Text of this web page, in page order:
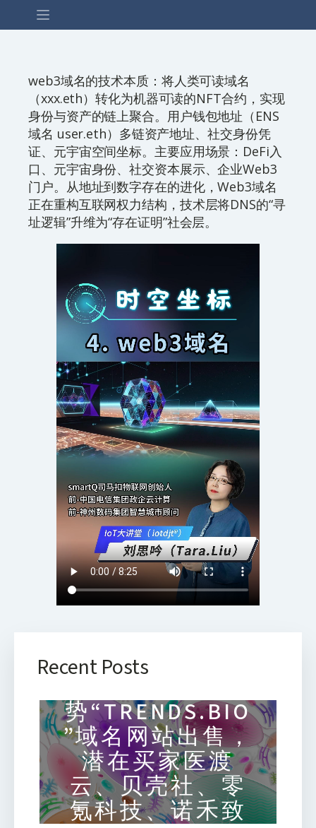
web3域名的技术本质：将人类可读域名
（xxx.eth）转化为机器可读的NFT合约，实现
身份与资产的链上聚合。用户钱包地址（ENS
域名 user.eth）多链资产地址、社交身份凭
证、元宇宙空间坐标。主要应用场景：DeFi入
口、元宇宙身份、社交资本展示、企业Web3
门户。从地址到数字存在的进化，Web3域名
正在重构互联网权力结构，技术层将DNS的“寻
址逻辑”升维为“存在证明”社会层。
Recent Posts
势“TRENDS.BIO
”域名网站出售，
潜在买家医渡
云、贝壳社、零
氪科技、诺禾致